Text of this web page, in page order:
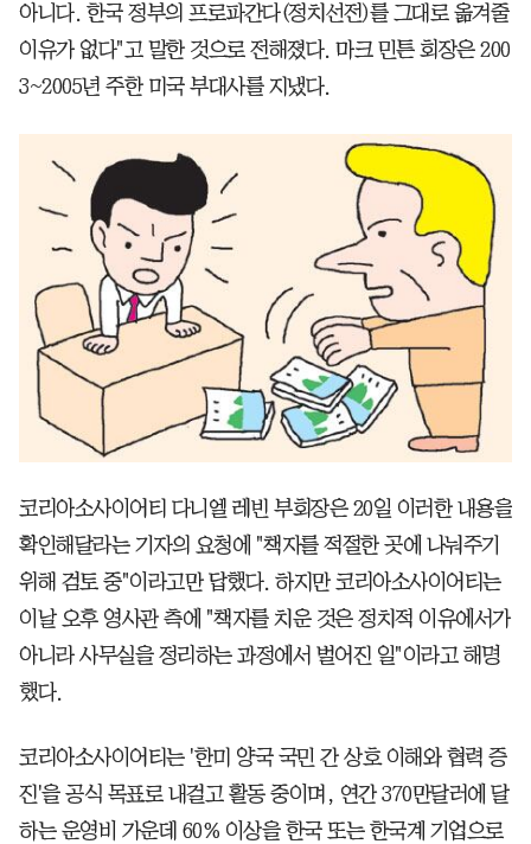
아니다. 한국 정부의 프로파간다(정치선전)를 그대로 옮겨줄
이유가 없다"고 말한 것으로 전해졌다. 마크 민튼 회장은 200
3~2005년 주한 미국 부대사를 지냈다.
코리아소사이어티 다니엘 레빈 부회장은 20일 이러한 내용을
확인해달라는 기자의 요청에 "책자를 적절한 곳에 나눠주기
위해 검토 중"이라고만 답했다. 하지만 코리아소사이어티는
이날 오후 영사관 측에 "책자를 치운 것은 정치적 이유에서가
아니라 사무실을 정리하는 과정에서 벌어진 일"이라고 해명
했다.
코리아소사이어티는 '한미 양국 국민 간 상호 이해와 협력 증
진'을 공식 목표로 내걸고 활동 중이며, 연간 370만달러에 달
하는 운영비 가운데 60% 이상을 한국 또는 한국계 기업으로